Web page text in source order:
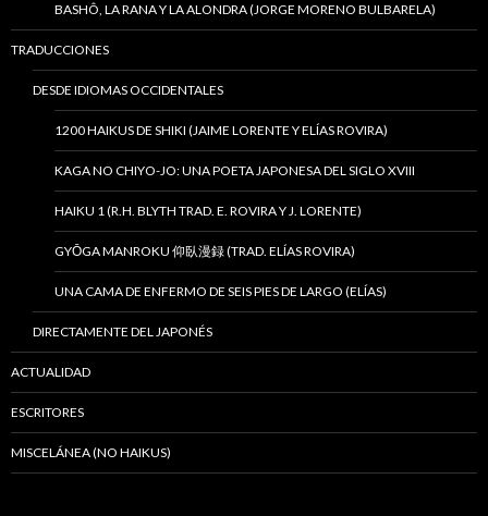
BASHÔ, LA RANA Y LA ALONDRA (JORGE MORENO BULBARELA)
TRADUCCIONES
DESDE IDIOMAS OCCIDENTALES
1200 HAIKUS DE SHIKI (JAIME LORENTE Y ELÍAS ROVIRA)
KAGA NO CHIYO-JO: UNA POETA JAPONESA DEL SIGLO XVIII
HAIKU 1 (R.H. BLYTH TRAD. E. ROVIRA Y J. LORENTE)
GYŌGA MANROKU 仰臥漫録 (TRAD. ELÍAS ROVIRA)
UNA CAMA DE ENFERMO DE SEIS PIES DE LARGO (ELÍAS)
DIRECTAMENTE DEL JAPONÉS
ACTUALIDAD
ESCRITORES
MISCELÁNEA (NO HAIKUS)